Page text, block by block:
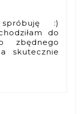
:)
do
zbędnego
skutecznie